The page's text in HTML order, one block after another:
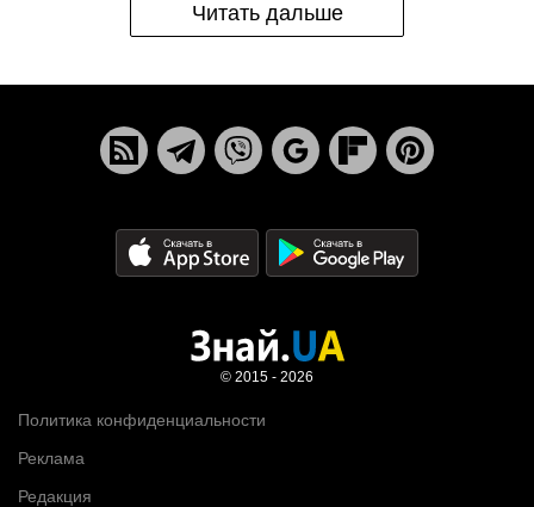
Читать дальше
Политика конфиденциальности
Реклама
Редакция
© 2015 - 2026